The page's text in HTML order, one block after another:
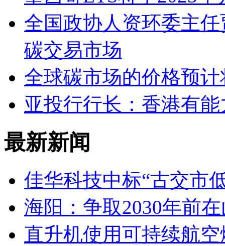
全国政协人资环委主
碳交易市场
全球碳市场的价格预
亚投行行长：香港有
最新新闻
佳华科技中标“古交市
海阳：争取2030年前
直升机使用可持续航